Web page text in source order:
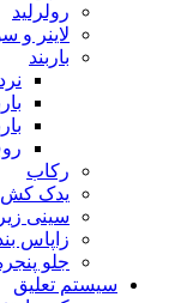
رولرلید
لاینر و
باربند
رکاب
یدک کش
سینی
زاپاس
جلو
سیستم تعلیق